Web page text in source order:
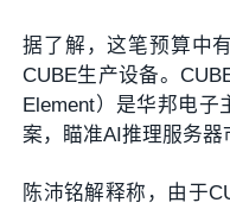
据了解，这笔预算中
CUBE生产设备。
Element）是华邦电子
案，瞄准AI推理服务器
陈沛铭解释称，由于